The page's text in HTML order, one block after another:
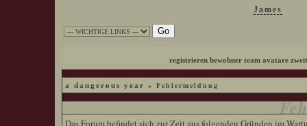
James
registrieren bewohner team avatare
a dangerous year » Fehlermeldung
Das Forum befindet sich zur Zeit aus folgenden Gründen im